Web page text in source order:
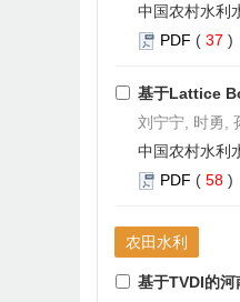
中国农村水利
PDF ( 37
基于Lattice
刘宁宁, 时勇,
中国农村水利
PDF ( 58
农田水利
基于TVDI的